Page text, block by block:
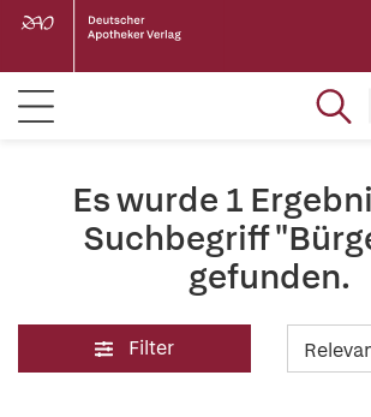
Es wurde 1
Suchbegriff
gefunden.
Filter